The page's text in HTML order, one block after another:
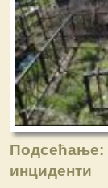
Подсећање:
инциденти